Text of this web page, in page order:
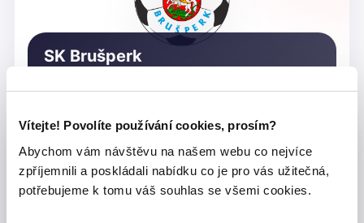
Vítejte! Povolíte používání cookies, prosím?
Abychom vám návštěvu na našem webu co nejvíce
zpříjemnili a poskládali nabídku co je pro vás užitečná,
potřebujeme k tomu váš souhlas se všemi cookies.
SK Brušperk